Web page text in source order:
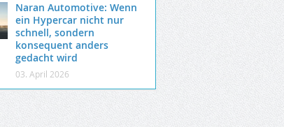
Naran Automotive: Wenn
ein Hypercar nicht nur
schnell, sondern
konsequent anders
gedacht wird
03. April 2026